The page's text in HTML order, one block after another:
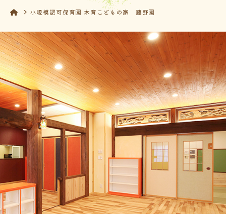
小規模認可保育園 木育こどもの家 藤野園